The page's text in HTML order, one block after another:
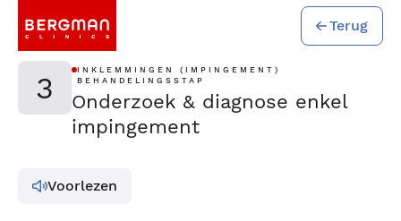
Terug
3
INKLEMMINGEN (IMPINGEMENT)
BEHANDELINGSSTAP
Onderzoek & diagnose enkel
impingement
Voorlezen